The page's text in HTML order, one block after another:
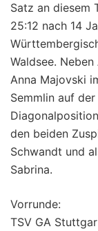
Satz an diesem
25:12 nach 14
Waldsee.
Anna Majovski
Semmlin auf
den beiden
Schwandt und
Sabrina.
Vorrunde:
TSV GA